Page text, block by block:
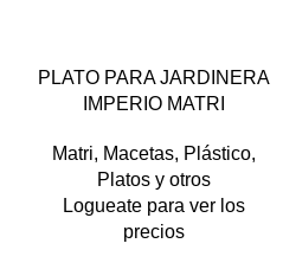
BARRO
BLANCO
CEMENTO
NEGRO
TERRA
PLATO PARA JARDINERA
IMPERIO MATRI
Matri, Macetas, Plástico,
Platos y otros
Logueate para ver los
precios